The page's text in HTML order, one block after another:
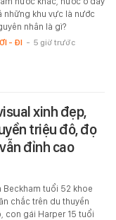
những khu vực là nước
nhân là gì?
- ĐI - 5 giờ trước
xinh đẹp,
triệu đô, đọ
đỉnh cao
Beckham tuổi 52 khoe
chắc trên du thuyền
con gái Harper 15 tuổi